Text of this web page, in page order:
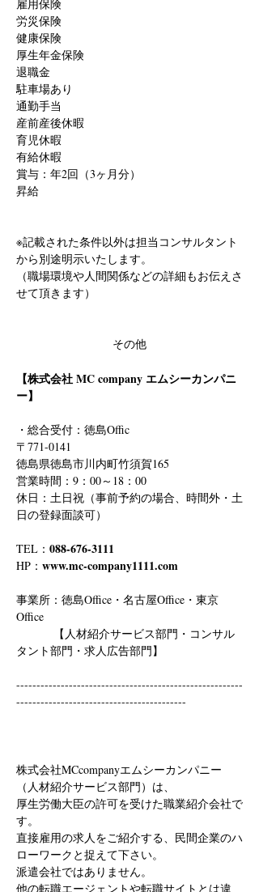
雇用保険
労災保険
健康保険
厚生年金保険
退職金
駐車場あり
通勤手当
産前産後休暇
育児休暇
有給休暇
賞与：年2回（3ヶ月分）
昇給
※記載された条件以外は担当コンサルタント
から別途明示いたします。
（職場環境や人間関係などの詳細もお伝えさ
せて頂きます）
その他
【株式会社 MC company エムシーカンパニ
ー】
・総合受付：徳島Offic
〒771-0141
徳島県徳島市川内町竹須賀165
営業時間：9：00～18：00
休日：土日祝（事前予約の場合、時間外・土
日の登録面談可）
TEL： 088-676-3111
HP： www.mc-company1111.com
事業所：徳島Office・名古屋Office・東京
Office
【人材紹介サービス部門・コンサル
タント部門・求人広告部門】
--------------------------------------------------------
------------------------------------------
株式会社MCcompanyエムシーカンパニー
（人材紹介サービス部門）は、
厚生労働大臣の許可を受けた職業紹介会社で
す。
直接雇用の求人をご紹介する、民間企業のハ
ローワークと捉えて下さい。
派遣会社ではありません。
他の転職エージェントや転職サイトとは違